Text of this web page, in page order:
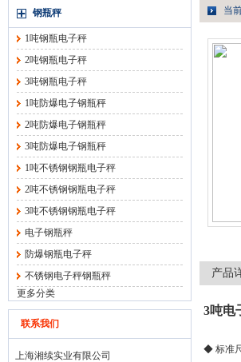
钢瓶秤
1吨钢瓶电子秤
2吨钢瓶电子秤
3吨钢瓶电子秤
1吨防爆电子钢瓶秤
2吨防爆电子钢瓶秤
3吨防爆电子钢瓶秤
1吨不锈钢钢瓶电子秤
2吨不锈钢钢瓶电子秤
3吨不锈钢钢瓶电子秤
电子钢瓶秤
防爆钢瓶电子秤
不锈钢电子秤钢瓶秤
更多分类
联系我们
上海湘续实业有限公司
当
产品
3吨电
◆ 标准